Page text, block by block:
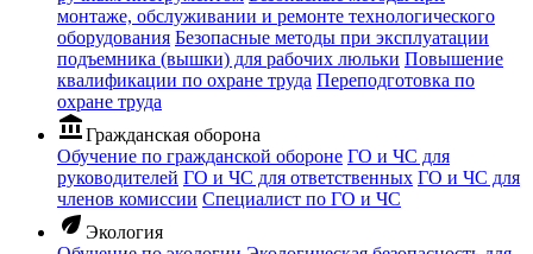
монтаже, обслуживании и ремонте технологического
оборудования Безопасные методы при эксплуатации
подъемника (вышки) для рабочих люльки Повышение
квалификации по охране труда Переподготовка по
охране труда
account_balanceГражданская оборона
Обучение по гражданской обороне ГО и ЧС для
руководителей ГО и ЧС для ответственных ГО и ЧС для
членов комиссии Специалист по ГО и ЧС
eco Экология